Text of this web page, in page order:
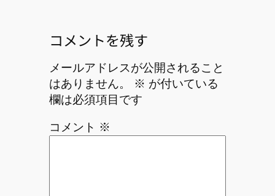
コメントを残す
メールアドレスが公開されること
はありません。
※ が付いている
欄は必須項目です
コメント ※